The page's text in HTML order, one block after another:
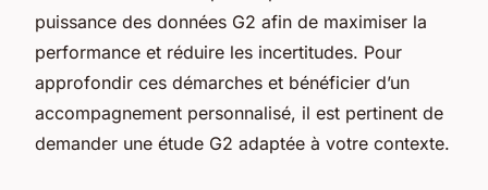
puissance des données G2 afin de maximiser la
performance et réduire les incertitudes. Pour
approfondir ces démarches et bénéficier d’un
accompagnement personnalisé, il est pertinent de
demander une étude G2 adaptée à votre contexte.